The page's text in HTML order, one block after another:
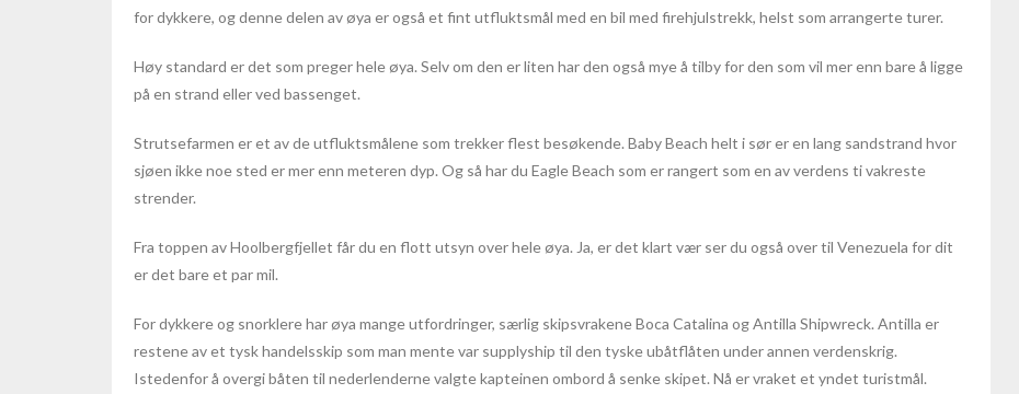
for dykkere, og denne delen av øya er også et fint utfluktsmål med en bil med firehjulstrekk, helst som arrangerte turer.
Høy standard er det som preger hele øya. Selv om den er liten har den også mye å tilby for den som vil mer enn bare å ligge
på en strand eller ved bassenget.
Strutsefarmen er et av de utfluktsmålene som trekker flest besøkende. Baby Beach helt i sør er en lang sandstrand hvor
sjøen ikke noe sted er mer enn meteren dyp. Og så har du Eagle Beach som er rangert som en av verdens ti vakreste
strender.
Fra toppen av Hoolbergfjellet får du en flott utsyn over hele øya. Ja, er det klart vær ser du også over til Venezuela for dit
er det bare et par mil.
For dykkere og snorklere har øya mange utfordringer, særlig skipsvrakene Boca Catalina og Antilla Shipwreck. Antilla er
restene av et tysk handelsskip som man mente var supplyship til den tyske ubåtflåten under annen verdenskrig.
Istedenfor å overgi båten til nederlenderne valgte kapteinen ombord å senke skipet. Nå er vraket et yndet turistmål.